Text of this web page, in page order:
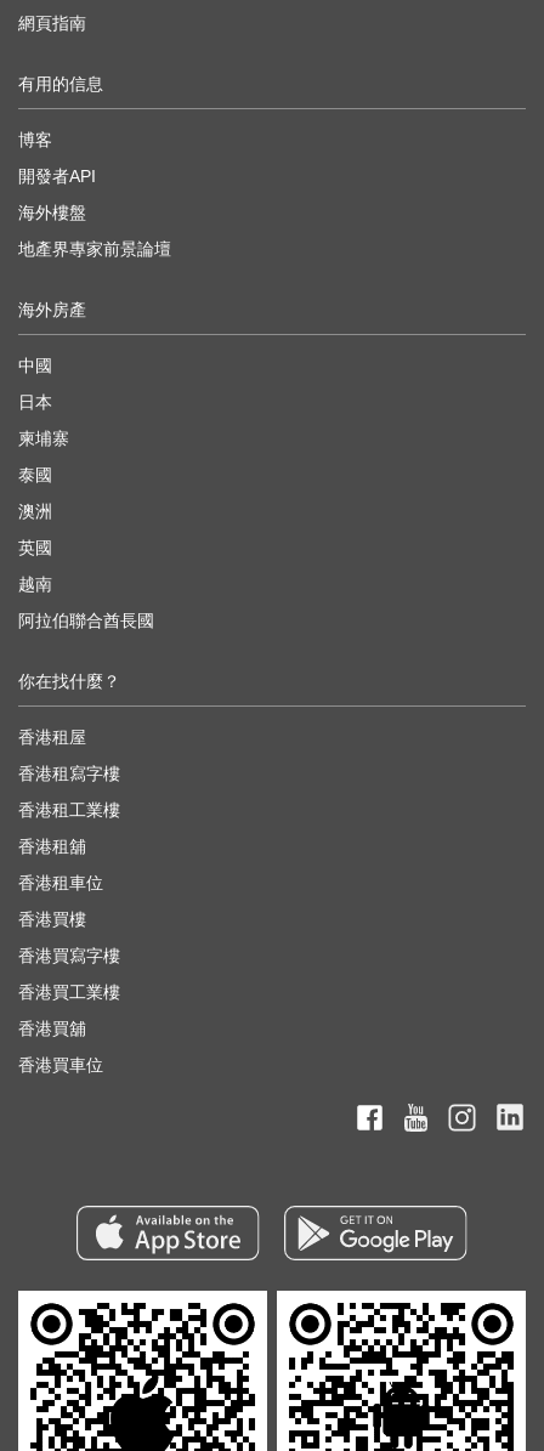
網頁指南
有用的信息
博客
開發者API
海外樓盤
地產界專家前景論壇
海外房產
中國
日本
柬埔寨
泰國
澳洲
英國
越南
阿拉伯聯合酋長國
你在找什麼？
香港租屋
香港租寫字樓
香港租工業樓
香港租舖
香港租車位
香港買樓
香港買寫字樓
香港買工業樓
香港買舖
香港買車位